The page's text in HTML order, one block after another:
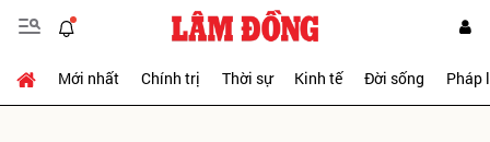
Mới nhất Chính trị Thời sự Kinh tế Đời sống Pháp
Gửi bình luận